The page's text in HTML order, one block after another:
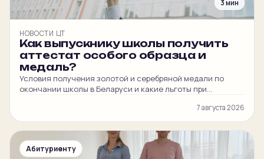
3 мин
НОВОСТИ ЦТ
Как выпускнику школы получить
аттестат особого образца и
медаль?
Условия получения золотой и серебряной медали по
окончании школы в Беларуси и какие льготы при
7 августа 2026
Абитуриенту